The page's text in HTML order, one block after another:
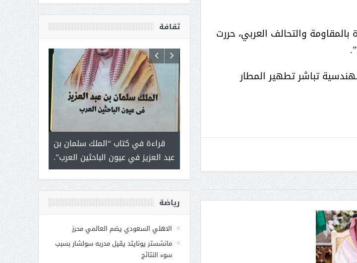
والتحالف العربي، حررت
تباشر تطهير المطار
ثقافة
قراءة في كتاب “الملك سلمان بن
عبد العزيز في عيون الباحثين العرب”.
أ.د. فهد المغلوث ) .. رجل لايعرف
المستحيل ويعشق التحديات
رياضة
الاهلي السعودي يضم العالمي محرز
مانشستر يونايتد يقيل مدربه سولشار بسبب
سوء النتائج